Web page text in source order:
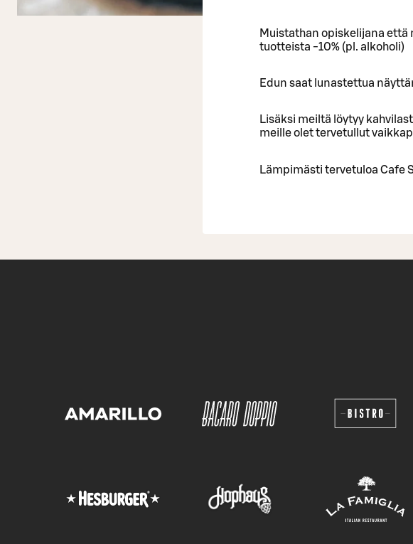
Muistathan opiskelijana että
tuotteista -10% (pl. alkoholi)
Edun saat lunastettua
Lisäksi meiltä löytyy
meille olet tervetullut
Lämpimästi tervetuloa Cafe